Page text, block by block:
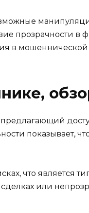
прозрачности в
в мошеннической
показывает,
что является
или